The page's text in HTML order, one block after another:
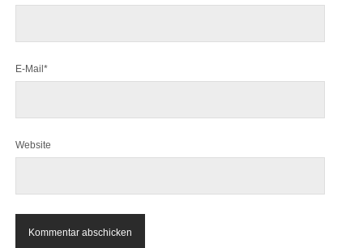
E-Mail*
Website